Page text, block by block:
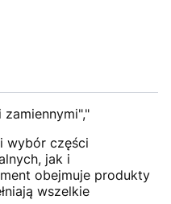
wybór części
jak i
obejmuje produkty
wszelkie